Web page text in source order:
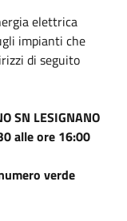
elettrica
impianti che
di seguito
SN LESIGNANO
alle ore 16:00
verde